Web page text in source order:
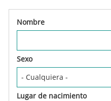
Nombre
Sexo
Lugar de nacimiento